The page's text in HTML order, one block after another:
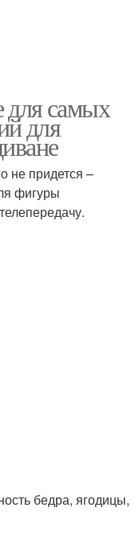
для самых
для
не придется –
фигуры
бедра, ягодицы,